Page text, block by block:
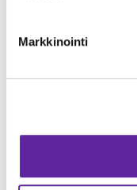
Markkinointi
Kuvassa Jatke